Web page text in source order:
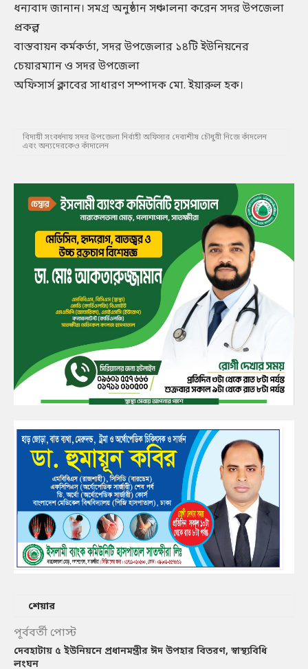
ধন্যবাদ জানান। সমগ্র অনুষ্ঠান সঞ্চালনা করেন সদর উপজেলা
প্রকল্প
বাস্তবায়ন কর্মকর্তা, সদর উপজেলার ১৪টি ইউনিয়নের
চেয়ারম্যান ও সদর উপজেলা
অফিসার্স ক্লাবের সাধারণ সম্পাদক মো. ইয়ারুল হক।
বিদায়ী সংবর্ধনায় সদর উপজেলা নির্বাহী অফিসার দেবাশীষ চৌধুরী নিজে কাঁদলেন
এবং অন্যদেরকেও কাঁদালেন
শেয়ার
পূর্ববর্তী পোস্ট
দেবহাটায় ৫ ইউনিয়নে প্রধানমন্ত্রীর ঈদ উপহার বিতরণ, স্বাস্থ্যবিধি
লংঘন